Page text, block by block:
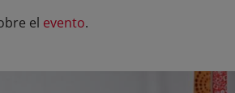
el evento.